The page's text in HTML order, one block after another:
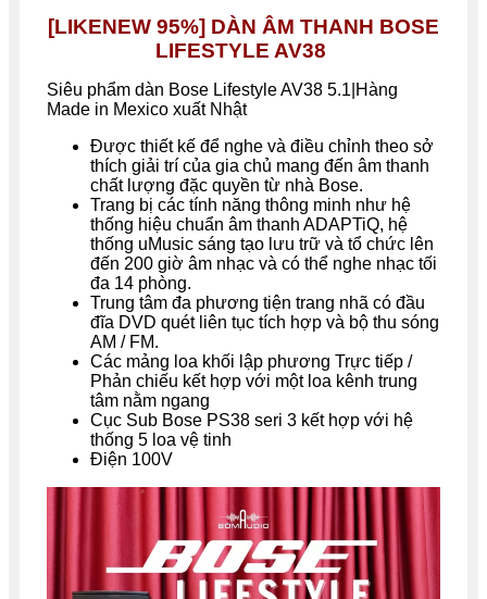
[LIKENEW 95%] DÀN ÂM THANH BOSE
LIFESTYLE AV38
Siêu phẩm dàn Bose Lifestyle AV38 5.1|Hàng
Made in Mexico xuất Nhật
Được thiết kế để nghe và điều chỉnh theo sở
thích giải trí của gia chủ mang đến âm thanh
chất lượng đặc quyền từ nhà Bose.
Trang bị các tính năng thông minh như hệ
thống hiệu chuẩn âm thanh ADAPTiQ, hệ
thống uMusic sáng tạo lưu trữ và tổ chức lên
đến 200 giờ âm nhạc và có thể nghe nhạc tối
đa 14 phòng.
Trung tâm đa phương tiện trang nhã có đầu
đĩa DVD quét liên tục tích hợp và bộ thu sóng
AM / FM.
Các mảng loa khối lập phương Trực tiếp /
Phản chiếu kết hợp với một loa kênh trung
tâm nằm ngang
Cục Sub Bose PS38 seri 3 kết hợp với hệ
thống 5 loa vệ tinh
Điện 100V